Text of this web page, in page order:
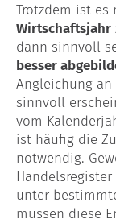
Trotzdem ist es
Wirtschaftsjahr
dann sinnvoll
besser
Angleichung
sinnvoll
vom
ist häufig die
notwendig.
unter
müssen diese